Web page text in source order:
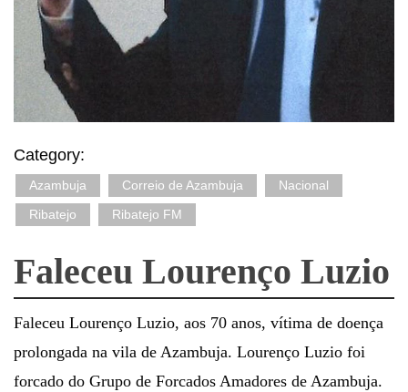
Category:
Azambuja Correio de Azambuja
Nacional
Ribatejo
Ribatejo FM
Faleceu Lourenço Luzio
Faleceu Lourenço Luzio, aos 70 anos, vítima de doença
prolongada na vila de Azambuja. Lourenço Luzio foi
forcado do Grupo de Forcados Amadores de Azambuja.